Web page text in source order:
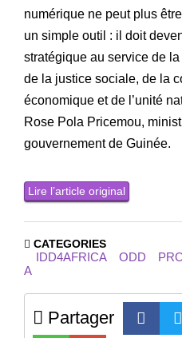
numérique ne peut plus
un simple outil : il doit
stratégique au service de
de la justice sociale, de la
économique et de l’unité
Rose Pola Pricemou,
gouvernement de Guinée.
Lire l’article original
CATEGORIES
IDD4AFRICA ODD
A
Partager